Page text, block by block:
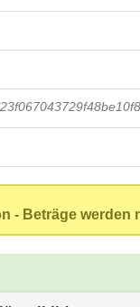
- Beträge werden